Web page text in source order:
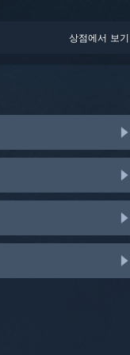
상점에서 보기